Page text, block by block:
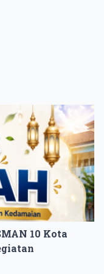
10 Kota